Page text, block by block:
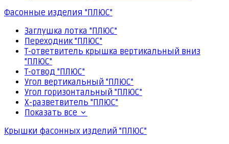
Фасонные изделия "ПЛЮС"
Заглушка лотка "ПЛЮС"
Переходник "ПЛЮС"
Т-ответвитель крышка вертикальный вниз
"ПЛЮС"
Т-отвод "ПЛЮС"
Угол вертикальный "ПЛЮС"
Угол горизонтальный "ПЛЮС"
Х-разветвитель "ПЛЮС"
Показать все
Крышки фасонных изделий "ПЛЮС"